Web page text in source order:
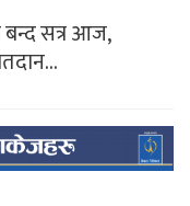
सत्र आज,